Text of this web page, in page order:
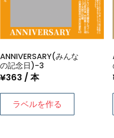
ANNIVERSARY(みんな
の記念日)-3
¥363 / 本
ラベルを作る